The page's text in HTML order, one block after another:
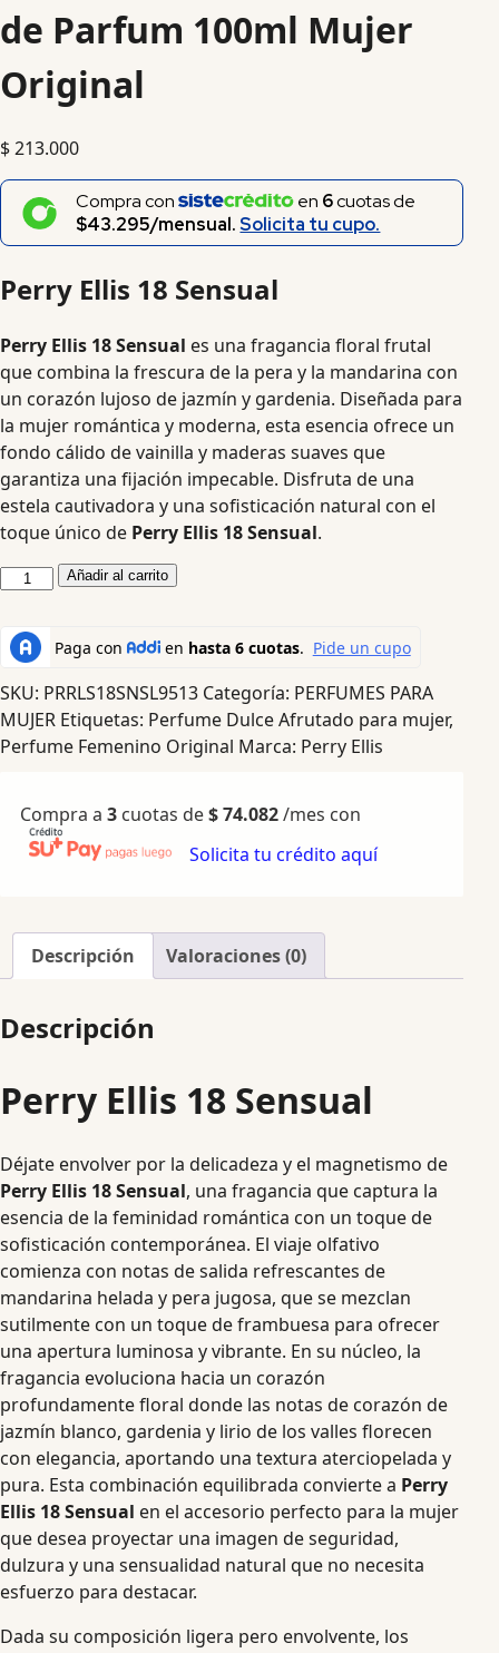
de Parfum 100ml Mujer
Original
$213.000
Compra con en 6cuotas de
$43.295/mensual.Solicita tu cupo.
Perry Ellis 18 Sensual
Perry Ellis 18 Sensual es una fragancia floral frutal
que combina la frescura de la pera y la mandarina con
un corazón lujoso de jazmín y gardenia. Diseñada para
la mujer romántica y moderna, esta esencia ofrece un
fondo cálido de vainilla y maderas suaves que
garantiza una fijación impecable. Disfruta de una
estela cautivadora y una sofisticación natural con el
toque único de Perry Ellis 18 Sensual.
Añadir al carrito
SKU: PRRLS18SNSL9513 Categoría: PERFUMES PARA
MUJER Etiquetas: Perfume Dulce Afrutado para mujer,
Perfume Femenino Original Marca: Perry Ellis
Compra a 3 cuotas de$74.082/mes con
Solicita tu crédito aquí
Descripción Valoraciones (0)
Descripción
Perry Ellis 18 Sensual
Déjate envolver por la delicadeza y el magnetismo de
Perry Ellis 18 Sensual, una fragancia que captura la
esencia de la feminidad romántica con un toque de
sofisticación contemporánea. El viaje olfativo
comienza con notas de salida refrescantes de
mandarina helada y pera jugosa, que se mezclan
sutilmente con un toque de frambuesa para ofrecer
una apertura luminosa y vibrante. En su núcleo, la
fragancia evoluciona hacia un corazón
profundamente floral donde las notas de corazón de
jazmín blanco, gardenia y lirio de los valles florecen
con elegancia, aportando una textura aterciopelada y
pura. Esta combinación equilibrada convierte a Perry
Ellis 18 Sensual en el accesorio perfecto para la mujer
que desea proyectar una imagen de seguridad,
dulzura y una sensualidad natural que no necesita
esfuerzo para destacar.
Dada su composición ligera pero envolvente, los